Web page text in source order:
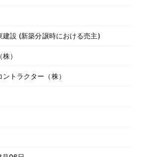
建設 (新築分譲時における売主)
）
トラクター（株）